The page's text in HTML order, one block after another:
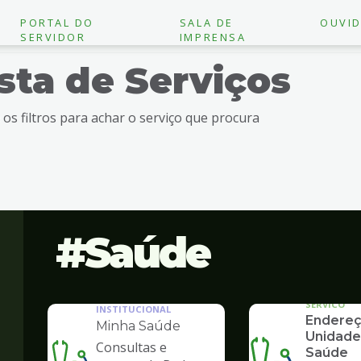
PORTAL DO
SERVIDOR
SALA DE
IMPRENSA
de Serviços
os filtros para achar o serviço que procura
Saúde
INSTITUCIONAL
Minha Saúde
Consultas e
SERVICO
Saúde